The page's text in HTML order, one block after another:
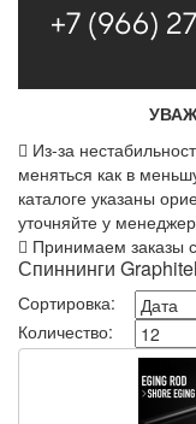
Из-за
меняться как в
каталоге указаны
уточняйте у
Принимаем заказы
Спиннинги
Сортировка:
Количество: